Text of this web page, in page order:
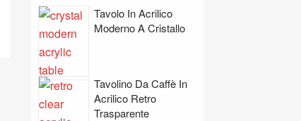
Tavolo In Acrilico
Moderno A Cristallo
Tavolino Da Caffè In
Acrilico Retro
Trasparente